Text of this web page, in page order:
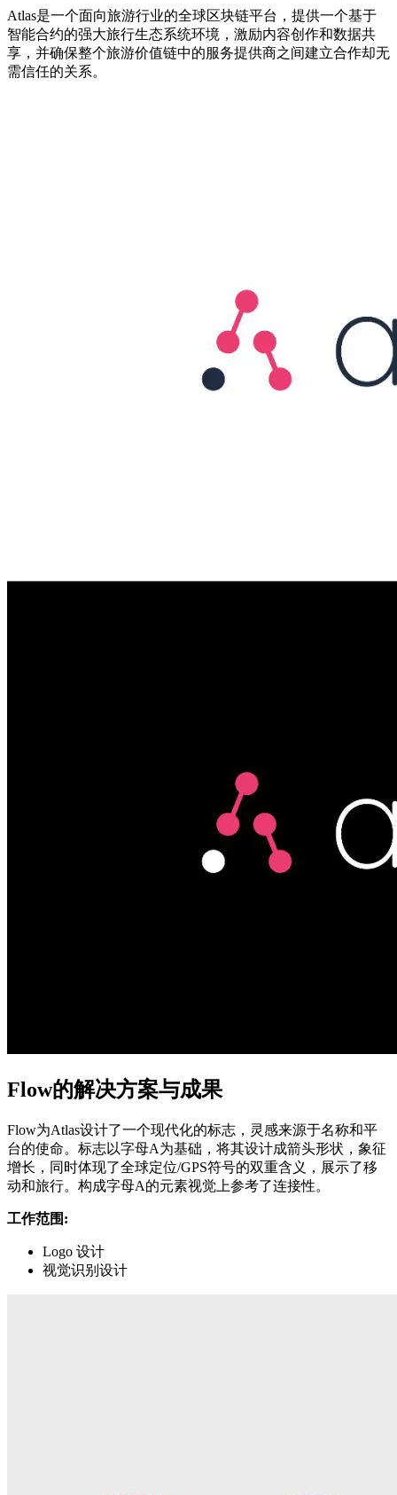
Atlas是一个面向旅游行业的全球区块链平台，提供一个基于
智能合约的强大旅行生态系统环境，激励内容创作和数据共
享，并确保整个旅游价值链中的服务提供商之间建立合作却无
需信任的关系。
Flow的解决方案与成果
Flow为Atlas设计了一个现代化的标志，灵感来源于名称和平
台的使命。标志以字母A为基础，将其设计成箭头形状，象征
增长，同时体现了全球定位/GPS符号的双重含义，展示了移
动和旅行。构成字母A的元素视觉上参考了连接性。
工作范围:
Logo 设计
视觉识别设计